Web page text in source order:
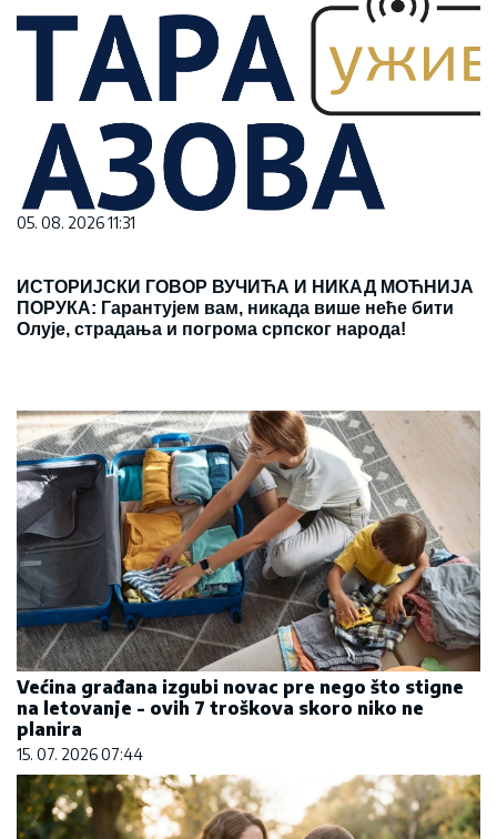
05. 08. 2026 11:31
ИСТОРИЈСКИ ГОВОР ВУЧИЋА И НИКАД МОЋНИЈА
ПОРУКА: Гарантујем вам, никада више неће бити
Олује, страдања и погрома српског народа!
Većina građana izgubi novac pre nego što stigne
na letovanje - ovih 7 troškova skoro niko ne
planira
15. 07. 2026 07:44